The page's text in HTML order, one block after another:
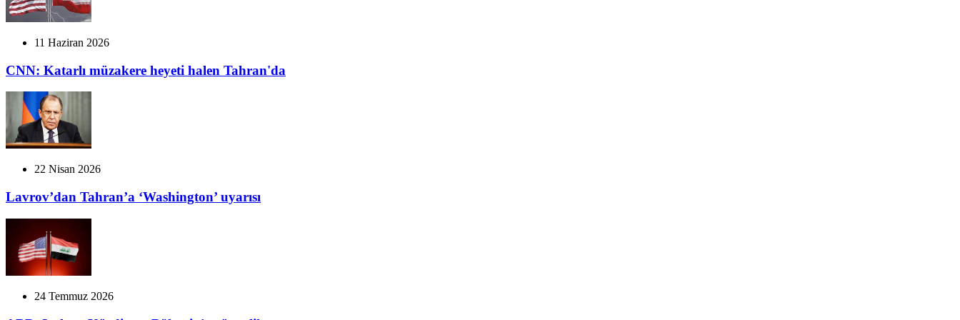
11 Haziran 2026
CNN: Katarlı müzakere heyeti halen Tahran'da
22 Nisan 2026
Lavrov’dan Tahran’a ‘Washington’ uyarısı
24 Temmuz 2026